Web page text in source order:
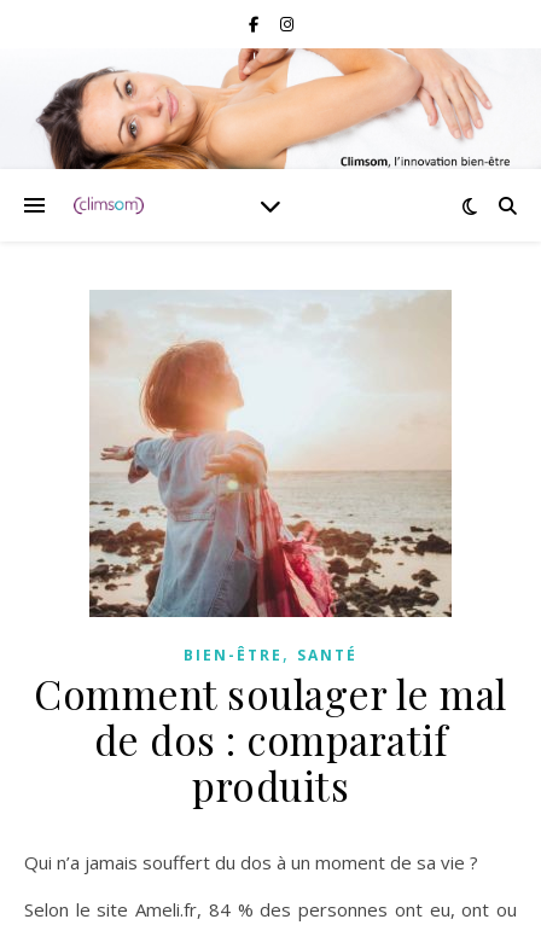
BIEN-ÊTRE , SANTÉ
Comment soulager le mal
de dos : comparatif
produits
Qui n’a jamais souffert du dos à un moment de sa vie ?
Selon le site Ameli.fr, 84 % des personnes ont eu, ont ou